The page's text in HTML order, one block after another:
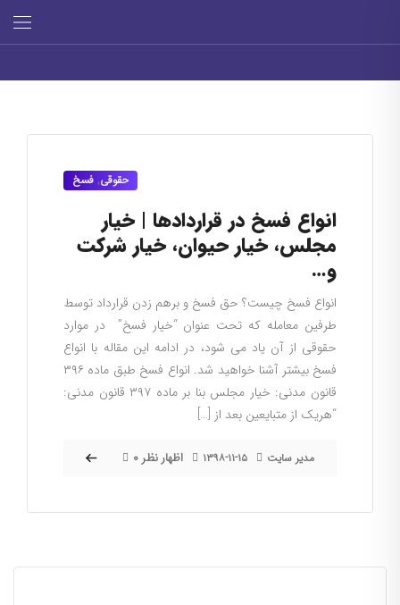
حقوقی, فسخ
انواع فسخ در قراردادها | خیار
مجلس، خیار حیوان، خیار شرکت
و…
انواع فسخ چیست؟ حق فسخ و برهم زدن قرارداد توسط
طرفین معامله که تحت عنوان “خیار فسخ” در موارد
حقوقی از آن یاد می شود، در ادامه این مقاله با انواع
فسخ بیشتر آشنا خواهید شد. انواع فسخ طبق ماده ۳۹۶
قانون مدنی: خیار مجلس بنا بر ماده ۳۹۷ قانون مدنی:
“هریک از متبایعین بعد از […]
مدیر سایت ۱۳۹۸-۱۱-۱۵ ۰ اظهار نظر